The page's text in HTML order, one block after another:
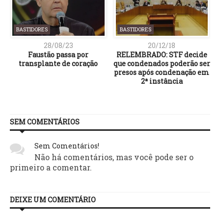
BASTIDORES
28/08/23
Faustão passa por
transplante de coração
BASTIDORES
20/12/18
RELEMBRADO: STF decide
que condenados poderão ser
presos após condenação em
2ª instância
SEM COMENTÁRIOS
Sem Comentários!
Não há comentários, mas você pode ser o
primeiro a comentar.
DEIXE UM COMENTÁRIO